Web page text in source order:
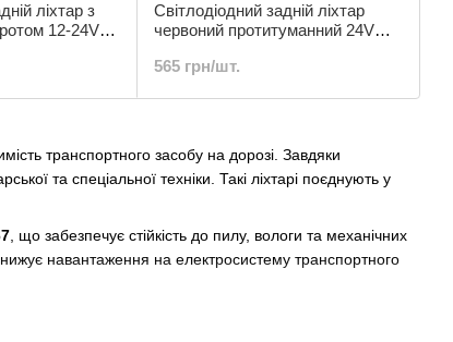
транспортного засобу на дорозі. Завдяки
та спеціальної техніки. Такі ліхтарі поєднують у
, що забезпечує стійкість до пилу, вологи та механічних
навантаження на електросистему транспортного
ліхтар з
12-24V
Світлодіодний задній ліхтар
червоний протитуманний 24V
565 грн/шт.